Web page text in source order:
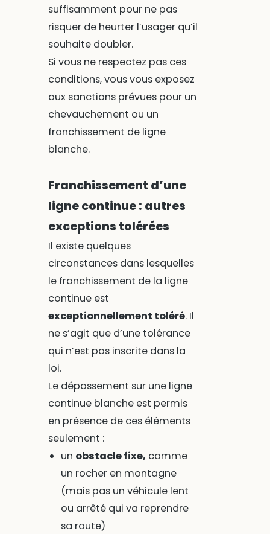
suffisamment pour ne pas
risquer de heurter l’usager qu’il
souhaite doubler.
Si vous ne respectez pas ces
conditions, vous vous exposez
aux sanctions prévues pour un
chevauchement ou un
franchissement de ligne
blanche.
Franchissement d’une
ligne continue : autres
exceptions tolérées
Il existe quelques
circonstances dans lesquelles
le franchissement de la ligne
continue est
exceptionnellement toléré. Il
ne s’agit que d’une tolérance
qui n’est pas inscrite dans la
loi.
Le dépassement sur une ligne
continue blanche est permis
en présence de ces éléments
seulement :
un obstacle fixe, comme
un rocher en montagne
(mais pas un véhicule lent
ou arrêté qui va reprendre
sa route)